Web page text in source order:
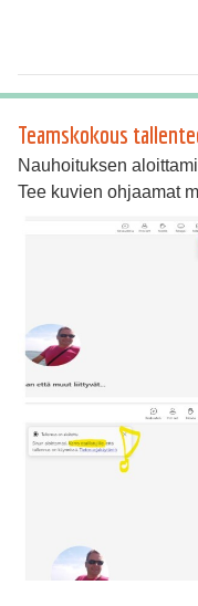
Teamskokous
Nauhoituksen
Tee kuvien ohjaamat